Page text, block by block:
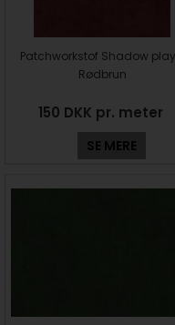
Patchworkstof Shadow
Rødbrun
150 DKK pr. meter
SE MERE